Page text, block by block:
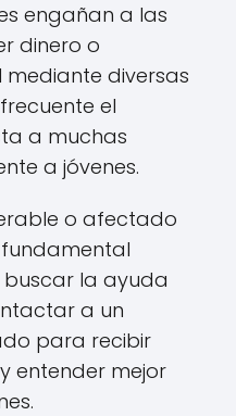
engañan a las
dinero o
diversas
el
a muchas
a jóvenes.
o afectado
la ayuda
a un
para recibir
entender mejor